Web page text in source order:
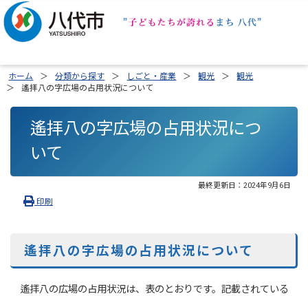
ホーム 分類から探す しごと・産業 観光
観光
遙拝八の字広場の占用状況について
遙拝八の字広場の占用状況につ
いて
最終更新日： 2024年9月6日
印刷
遙拝八の字広場の占用状況について
遙拝八の広場の占用状況は、表のとおりです。記載されている